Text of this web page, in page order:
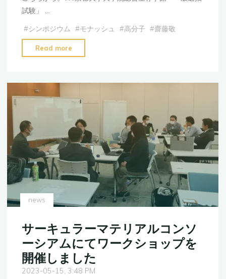
試験」 …
#シンポジウム #モナッシュ #高分子 #齋藤敬
Read more
集】
都
大
大
学
院
総
合
館
2024
年
度
新
news
サーキュラーマテリアルコンソ
ーシアムにてワークショップを
開催しました
2023-05-15, 3:48 PM